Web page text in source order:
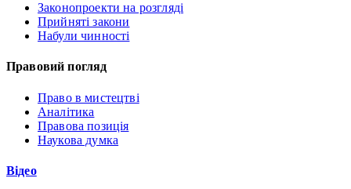
Законопроекти на розгляді
Прийняті закони
Набули чинності
Правовий погляд
Право в мистецтві
Аналітика
Правова позиція
Наукова думка
Відео